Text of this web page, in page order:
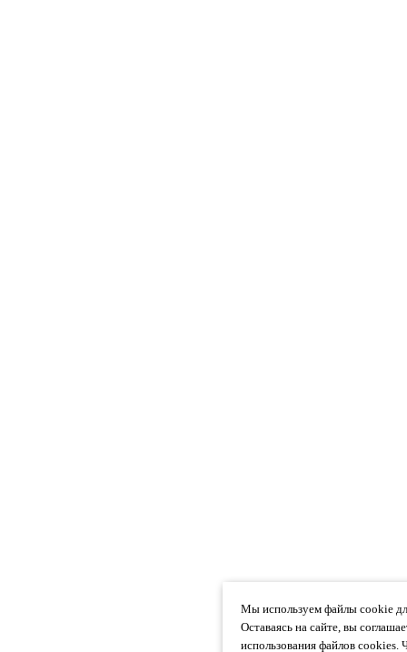
Мы используем файлы cookie
Оставаясь на сайте, вы
использования файлов cookies.